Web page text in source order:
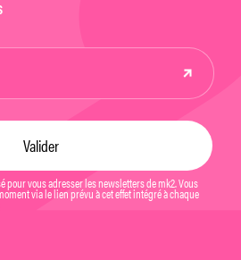
vous adresser les newsletters de mk2. Vous
via le lien prévu à cet effet intégré à chaque